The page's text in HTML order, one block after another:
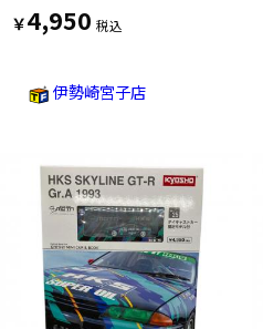
￥4,950
伊勢崎宮子店